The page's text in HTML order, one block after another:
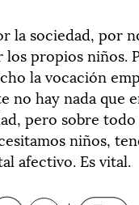
la sociedad, por
los propios niños.
la vocación
no hay nada que
pero sobre
niños,
afectivo. Es vital.